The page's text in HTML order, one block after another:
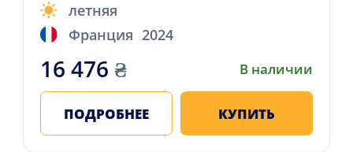
летняя
Франция 2024
16 476 ₴ В наличии
ПОДРОБНЕЕ КУПИТЬ